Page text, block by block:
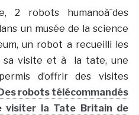
2 robots humanoà¯des
un musée de la science
un robot a recueilli les
sa visite et à la tate, une
d’offrir des visites
robots télécommandés
la Tate Britain de